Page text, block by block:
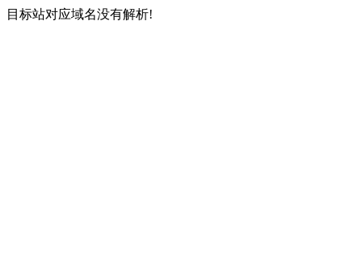
目标站对应域名没有解析!